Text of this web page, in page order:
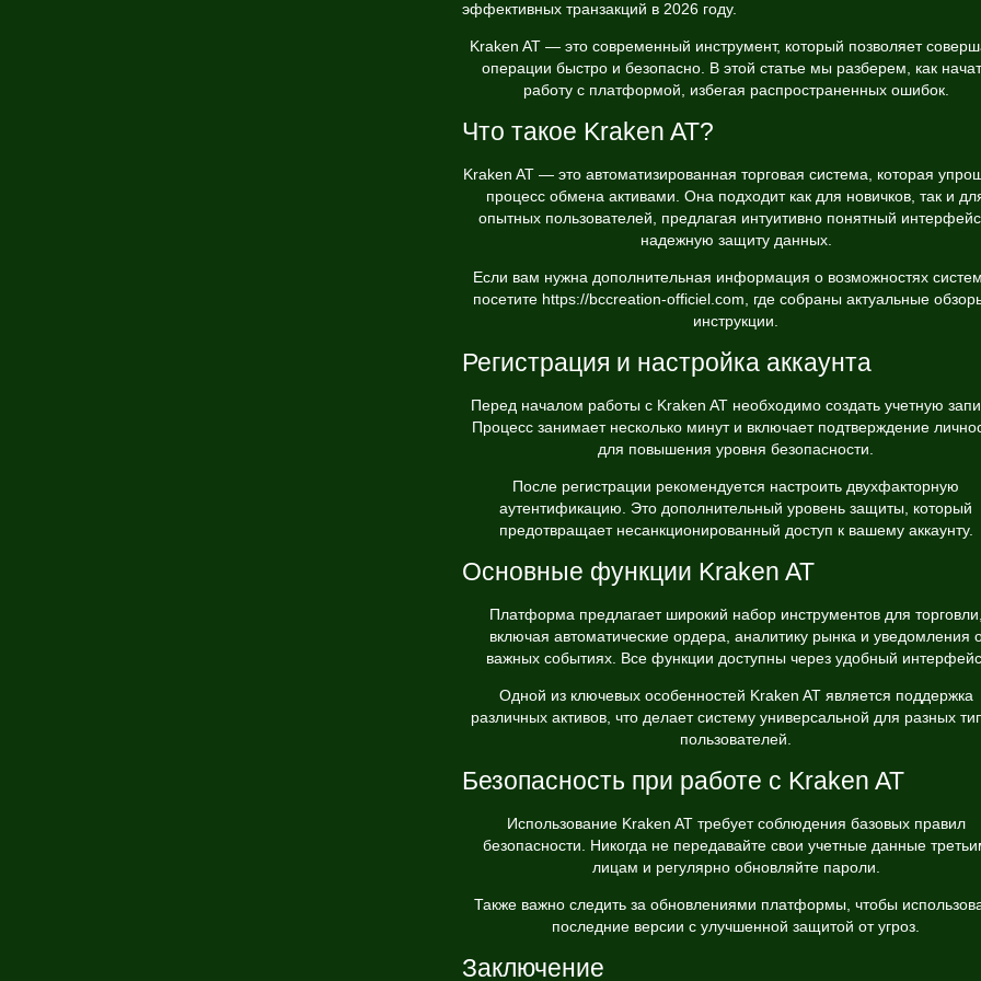
эффективных транзакций в 2026 году.
Kraken AT — это современный инструмент, который позволяет
операции быстро и безопасно. В этой статье мы разберем, как
работу с платформой, избегая распространенных ошибок.
Что такое Kraken AT?
Kraken AT — это автоматизированная торговая система, которая
процесс обмена активами. Она подходит как для новичков, так и
опытных пользователей, предлагая интуитивно понятный
надежную защиту данных.
Если вам нужна дополнительная информация о возможностях
посетите https://bccreation-officiel.com , где собраны актуальные
инструкции.
Регистрация и настройка аккаунта
Перед началом работы с Kraken AT необходимо создать учетную
Процесс занимает несколько минут и включает подтверждение
для повышения уровня безопасности.
После регистрации рекомендуется настроить двухфакторную
аутентификацию. Это дополнительный уровень защиты, который
предотвращает несанкционированный доступ к вашему аккаунту.
Основные функции Kraken AT
Платформа предлагает широкий набор инструментов для торговли,
включая автоматические ордера, аналитику рынка и уведомления
важных событиях. Все функции доступны через удобный интерфейс.
Одной из ключевых особенностей Kraken AT является поддержка
различных активов, что делает систему универсальной для разных
пользователей.
Безопасность при работе с Kraken AT
Использование Kraken AT требует соблюдения базовых правил
безопасности. Никогда не передавайте свои учетные данные
лицам и регулярно обновляйте пароли.
Также важно следить за обновлениями платформы, чтобы
последние версии с улучшенной защитой от угроз.
Заключение